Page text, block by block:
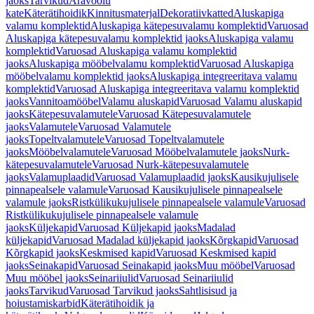
kateKäterätihoidikKinnitusmaterjalDekoratiivkattedAluskapiga
valamu komplektidAluskapiga kätepesuvalamu komplektidVaruosad
Aluskapiga kätepesuvalamu komplektid jaoksAluskapiga valamu
komplektidVaruosad Aluskapiga valamu komplektid
jaoksAluskapiga mööbelvalamu komplektidVaruosad Aluskapiga
mööbelvalamu komplektid jaoksAluskapiga integreeritava valamu
komplektidVaruosad Aluskapiga integreeritava valamu komplektid
jaoksVannitoamööbelValamu aluskapidVaruosad Valamu aluskapid
jaoksKätepesuvalamuteleVaruosad Kätepesuvalamutele
jaoksValamuteleVaruosad Valamutele
jaoksTopeltvalamuteleVaruosad Topeltvalamutele
jaoksMööbelvalamuteleVaruosad Mööbelvalamutele jaoksNurk-
kätepesuvalamuteleVaruosad Nurk-kätepesuvalamutele
jaoksValamuplaadidVaruosad Valamuplaadid jaoksKausikujulisele
pinnapealsele valamuleVaruosad Kausikujulisele pinnapealsele
valamule jaoksRistkülikukujulisele pinnapealsele valamuleVaruosad
Ristkülikukujulisele pinnapealsele valamule
jaoksKüljekapidVaruosad Küljekapid jaoksMadalad
küljekapidVaruosad Madalad küljekapid jaoksKõrgkapidVaruosad
Kõrgkapid jaoksKeskmised kapidVaruosad Keskmised kapid
jaoksSeinakapidVaruosad Seinakapid jaoksMuu mööbelVaruosad
Muu mööbel jaoksSeinariiulidVaruosad Seinariiulid
jaoksTarvikudVaruosad Tarvikud jaoksSahtlisisud ja
hoiustamiskarbidKäterätihoidik ja